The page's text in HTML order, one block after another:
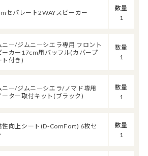
セパレート2WAYスピーカー
数量
1
ニ―/ジムニ―シエラ専用 フロント
ーカー17cm用バッフル(カバープ
ト付き)
数量
1
ニ―/ジムニ―シエラ/ノマド専用
ーター取付キット(ブラック)
数量
1
性向上シート(D-ComFort) 6枚セ
数量
1